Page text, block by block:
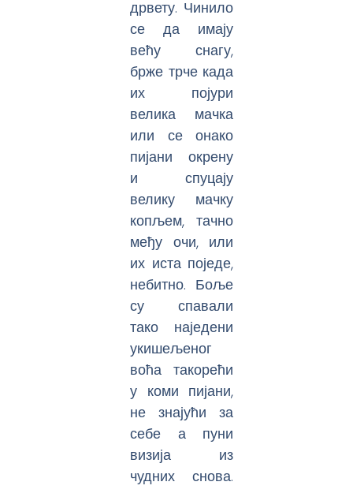
дрвету. Чинило
се да имају
већу снагу,
брже трче када
их појури
велика мачка
или се онако
пијани окрену
и спуцају
велику мачку
копљем, тачно
међу очи, или
их иста поједе,
небитно. Боље
су спавали
тако наједени
укишељеног
воћа такорећи
у коми пијани,
не знајући за
себе а пуни
визија из
чудних снова.